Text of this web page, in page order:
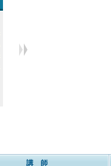
講 師